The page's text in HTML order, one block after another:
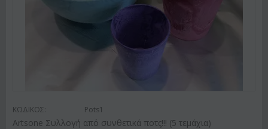
ΚΩΔΙΚΟΣ: Pots1
Artsone Συλλογή από συνθετικά ποτς!!! (5 τεμάχια)